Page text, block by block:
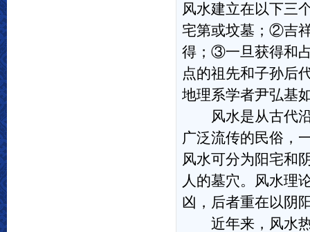
风水建立在以下三
宅第或坟墓；②吉
得；③一旦获得和
点的祖先和子孙后
地理系学者尹弘基
风水是从古代沿
广泛流传的民俗，
风水可分为阳宅和
人的墓穴。风水理
凶，后者重在以阴
近年来，风水热